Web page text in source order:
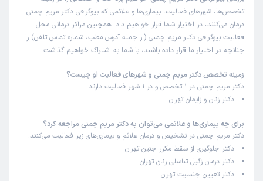
تخصص‌ها، شهرهای فعالیت، بیماری‌ها و علائمی که بیوگرافی دکتر مریم چمنی
درمان می‌کنند، در اختیار شما قرار خواهیم داد. همچنین مراکز درمانی محل
فعالیت بیوگرافی دکتر مریم چمنی (از جمله آدرس مطب، شماره تماس تلفن) را
چنانچه در اختیار ما قرار داده باشند، با شما به اشتراک خواهیم گذاشت.
زمینه تخصص دکتر مریم چمنی و شهرهای فعالیت او چیست؟
دکتر مریم چمنی در 1 تخصص و در 1 شهر فعالیت دارند:
دکتر زنان و زایمان تهران
برای چه بیماری‌ها و علائمی می‌توان به دکتر مریم چمنی مراجعه کرد؟
دکتر مریم چمنی در تشخیص و درمان علائم و بیماری‌های زیر فعالیت می‌کنند:
دکتر جلوگیری از سقط مکرر جنین تهران
دکتر درمان زگیل تناسلی زنان تهران
دکتر تعیین جنسیت تهران